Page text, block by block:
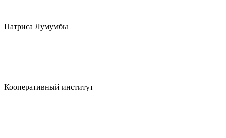
Патриса Лумумбы
Кооперативный институт